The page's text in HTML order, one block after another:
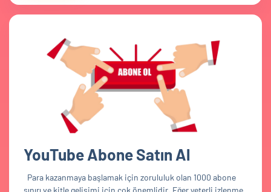
YouTube Abone Satın Al
Para kazanmaya başlamak için zorululuk olan 1000 abone